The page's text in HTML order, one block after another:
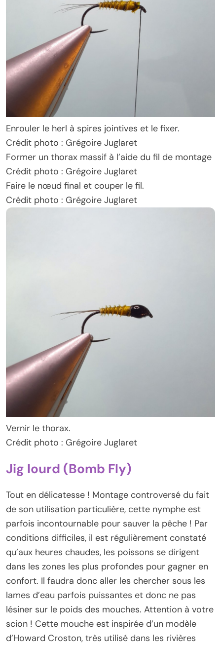
Enrouler le herl à spires jointives et le fixer.
Crédit photo : Grégoire Juglaret
Former un thorax massif à l’aide du fil de montage
Crédit photo : Grégoire Juglaret
Faire le nœud final et couper le fil.
Crédit photo : Grégoire Juglaret
Vernir le thorax.
Crédit photo : Grégoire Juglaret
Jig lourd (Bomb Fly)
Tout en délicatesse ! Montage controversé du fait
de son utilisation particulière, cette nymphe est
parfois incontournable pour sauver la pêche ! Par
conditions difficiles, il est régulièrement constaté
qu’aux heures chaudes, les poissons se dirigent
dans les zones les plus profondes pour gagner en
confort. Il faudra donc aller les chercher sous les
lames d’eau parfois puissantes et donc ne pas
lésiner sur le poids des mouches. Attention à votre
scion ! Cette mouche est inspirée d’un modèle
d’Howard Croston, très utilisé dans les rivières